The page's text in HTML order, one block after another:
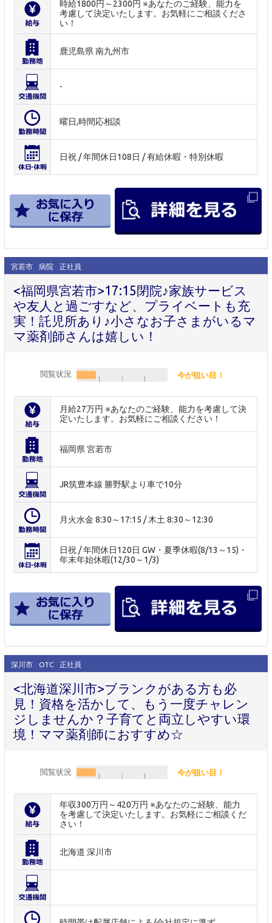
時給1800円～2300円 ※あなたのご経験、能力を
考慮して決定いたします。お気軽にご相談くださ
い！
鹿児島県 南九州市
-
曜日,時間応相談
日祝 / 年間休日108日 / 有給休暇・特別休暇
宮若市 病院 正社員
<福岡県宮若市>17:15閉院♪家族サービス
や友人と過ごすなど、プライベートも充
実！託児所あり♪小さなお子さまがいるマ
マ薬剤師さんは嬉しい！
閲覧状況 今が狙い目！
月給27万円 ※あなたのご経験、能力を考慮して決
定いたします。お気軽にご相談ください！
福岡県 宮若市
JR筑豊本線 勝野駅より車で10分
月火水金 8:30～17:15 / 木土 8:30～12:30
日祝 / 年間休日120日 GW・夏季休暇(8/13～15)・
年末年始休暇(12/30～1/3)
深川市 OTC 正社員
<北海道深川市>ブランクがある方も必
見！資格を活かして、もう一度チャレン
ジしませんか？子育てと両立しやすい環
境！ママ薬剤師におすすめ☆
閲覧状況 今が狙い目！
年収300万円～420万円 ※あなたのご経験、能力
を考慮して決定いたします。お気軽にご相談くだ
さい！
北海道 深川市